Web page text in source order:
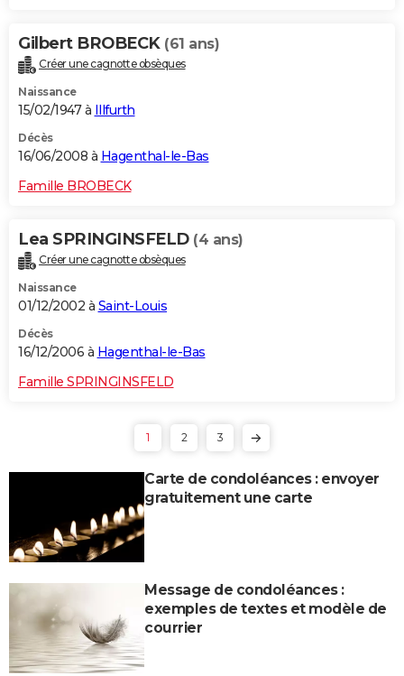
Gilbert BROBECK (61 ans)
Créer une cagnotte obsèques
Naissance
15/02/1947 à Illfurth
Décès
16/06/2008 à Hagenthal-le-Bas
Famille BROBECK
Lea SPRINGINSFELD (4 ans)
Créer une cagnotte obsèques
Naissance
01/12/2002 à Saint-Louis
Décès
16/12/2006 à Hagenthal-le-Bas
Famille SPRINGINSFELD
1 2 3
Carte de condoléances : envoyer
gratuitement une carte
Message de condoléances :
exemples de textes et modèle de
courrier